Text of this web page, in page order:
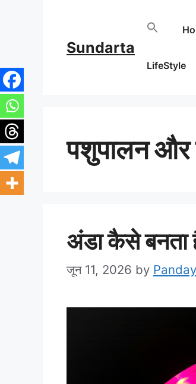
content
Sundarta
LifeStyle
पशुपालन और
अंडा कैसे बनता
जून 11, 2026 by